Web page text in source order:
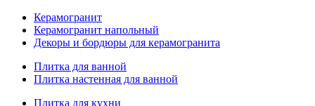
Керамогранит
Керамогранит напольный
Декоры и бордюры для керамогранита
Плитка для ванной
Плитка настенная для ванной
Плитка для кухни